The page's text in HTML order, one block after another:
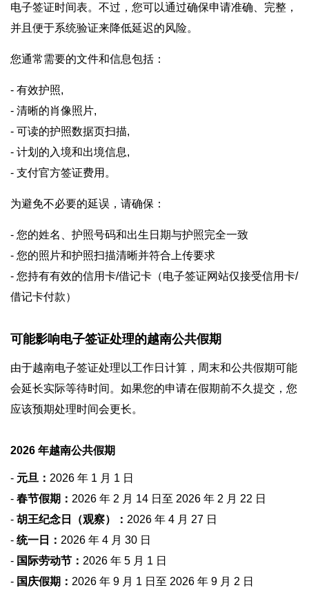
电子签证时间表。不过，您可以通过确保申请准确、完整，
并且便于系统验证来降低延迟的风险。
您通常需要的文件和信息包括：
- 有效护照,
- 清晰的肖像照片,
- 可读的护照数据页扫描,
- 计划的入境和出境信息,
- 支付官方签证费用。
为避免不必要的延误，请确保：
- 您的姓名、护照号码和出生日期与护照完全一致
- 您的照片和护照扫描清晰并符合上传要求
- 您持有有效的信用卡/借记卡（电子签证网站仅接受信用卡/
借记卡付款）
可能影响电子签证处理的越南公共假期
由于越南电子签证处理以工作日计算，周末和公共假期可能
会延长实际等待时间。如果您的申请在假期前不久提交，您
应该预期处理时间会更长。
2026 年越南公共假期
- 元旦： 2026 年 1 月 1 日
- 春节假期： 2026 年 2 月 14 日至 2026 年 2 月 22 日
- 胡王纪念日（观察）： 2026 年 4 月 27 日
- 统一日： 2026 年 4 月 30 日
- 国际劳动节： 2026 年 5 月 1 日
- 国庆假期： 2026 年 9 月 1 日至 2026 年 9 月 2 日